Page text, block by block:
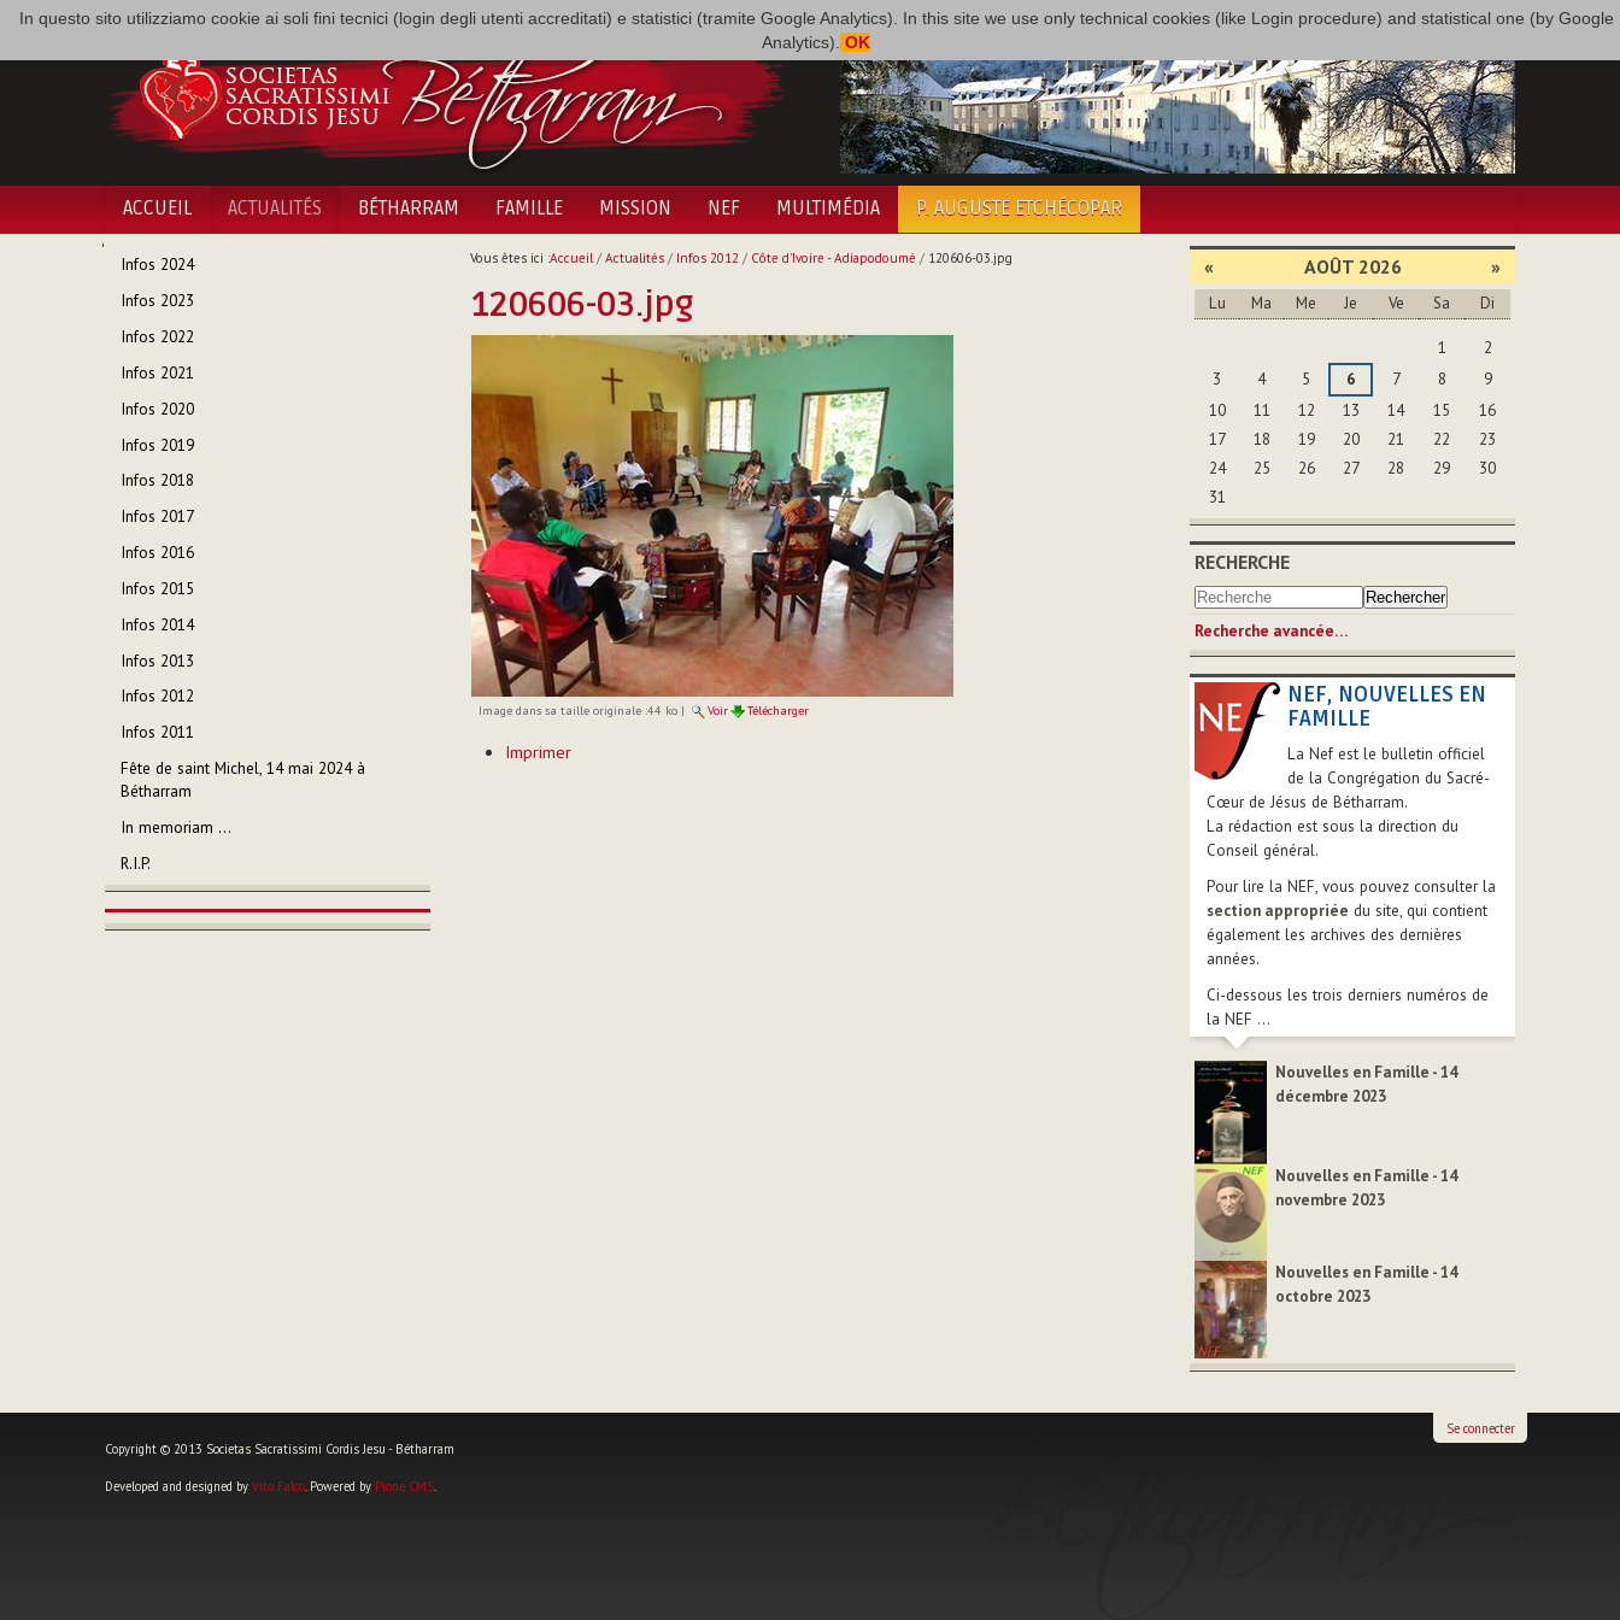
In questo sito utilizziamo cookie ai soli fini tecnici (login degli utenti accreditati) e statistici (tramite Google Analytics). In this site we use only technical cookies (like Login procedure) and statistical one (by Google
Analytics). OK
ACCUEIL ACTUALITÉS BÉTHARRAM FAMILLE MISSION NEF MULTIMÉDIA P. AUGUSTE ETCHÉCOPAR
NAVIGATION
Infos 2024
Infos 2023
Infos 2022
Infos 2021
Infos 2020
Infos 2019
Infos 2018
Infos 2017
Infos 2016
Infos 2015
Infos 2014
Infos 2013
Infos 2012
Infos 2011
Fête de saint Michel, 14 mai 2024 à
Bétharram
In memoriam ...
R.I.P.
Vous êtes ici :Accueil/ Actualités/ Infos 2012 / Côte d'Ivoire - Adiapodoumé / 120606-03.jpg
120606-03.jpg
Image dans sa taille originale :44 ko| Voir Télécharger
sur
Imprimer
« AOÛT 2026 »
Lu Ma Me Je Ve Sa Di
1
2
3
4 5 6 7 8
9
10
11 12 13 14 15
16
17
18 19 20 21 22
23
24
25 26 27 28 29
30
31
RECHERCHE
Recherche avancée…
NEF, NOUVELLES EN
FAMILLE
La Nef est le bulletin officiel
de la Congrégation du Sacré-
Cœur de Jésus de Bétharram.
La rédaction est sous la direction du
Conseil général.
Pour lire la NEF, vous pouvez consulter la
section appropriée du site, qui contient
également les archives des dernières
années.
Ci-dessous les trois derniers numéros de
la NEF ...
Nouvelles en Famille - 14
décembre 2023
Nouvelles en Famille - 14
novembre 2023
Nouvelles en Famille - 14
octobre 2023
Copyright © 2013 Societas Sacratissimi Cordis Jesu - Bétharram
Developed and designed by Vito Falco. Powered by Plone CMS.
Se connecter